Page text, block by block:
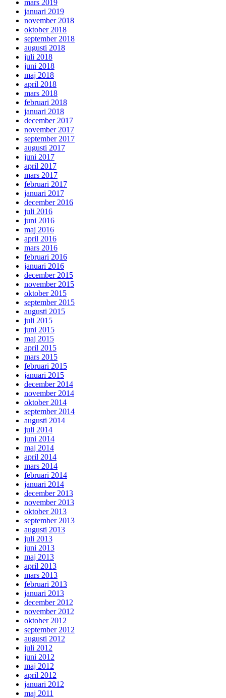
mars 2019
januari 2019
november 2018
oktober 2018
september 2018
augusti 2018
juli 2018
juni 2018
maj 2018
april 2018
mars 2018
februari 2018
januari 2018
december 2017
november 2017
september 2017
augusti 2017
juni 2017
april 2017
mars 2017
februari 2017
januari 2017
december 2016
juli 2016
juni 2016
maj 2016
april 2016
mars 2016
februari 2016
januari 2016
december 2015
november 2015
oktober 2015
september 2015
augusti 2015
juli 2015
juni 2015
maj 2015
april 2015
mars 2015
februari 2015
januari 2015
december 2014
november 2014
oktober 2014
september 2014
augusti 2014
juli 2014
juni 2014
maj 2014
april 2014
mars 2014
februari 2014
januari 2014
december 2013
november 2013
oktober 2013
september 2013
augusti 2013
juli 2013
juni 2013
maj 2013
april 2013
mars 2013
februari 2013
januari 2013
december 2012
november 2012
oktober 2012
september 2012
augusti 2012
juli 2012
juni 2012
maj 2012
april 2012
januari 2012
maj 2011